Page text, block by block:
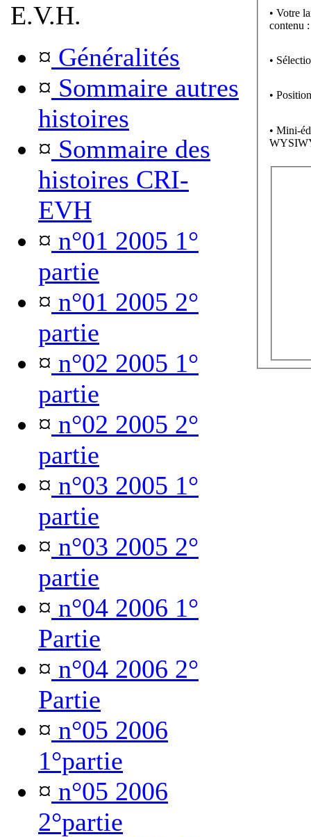
E.V.H.
¤ Généralités
¤ Sommaire autres
histoires
¤ Sommaire des
histoires CRI-
EVH
¤ n°01 2005 1°
partie
¤ n°01 2005 2°
partie
¤ n°02 2005 1°
partie
¤ n°02 2005 2°
partie
¤ n°03 2005 1°
partie
¤ n°03 2005 2°
partie
¤ n°04 2006 1°
Partie
¤ n°04 2006 2°
Partie
¤ n°05 2006
1°partie
¤ n°05 2006
2°partie
• Votre
contenu :
•
•
• Mini-